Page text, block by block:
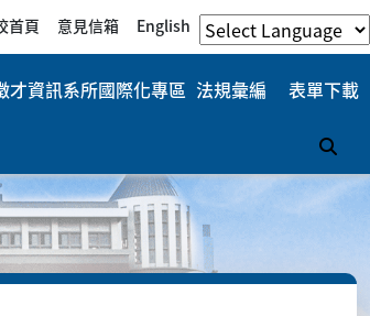
首頁 意見信箱 English
才資訊系所國際化專區 法規彙編 表單下載